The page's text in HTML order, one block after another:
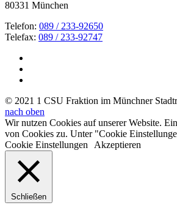
80331 München
Telefon: 089 / 233-92650
Telefax: 089 / 233-92747
© 2021 1 CSU Fraktion im Münchner
nach oben
Wir nutzen Cookies auf unserer Website.
von Cookies zu. Unter "Cookie
Cookie Einstellungen
Akzeptieren
Schließen